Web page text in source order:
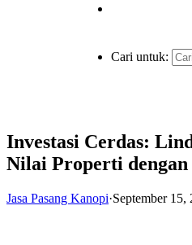
Cari untuk:
Investasi Cerdas:
Nilai Properti
Jasa Pasang Kanopi·September 15,